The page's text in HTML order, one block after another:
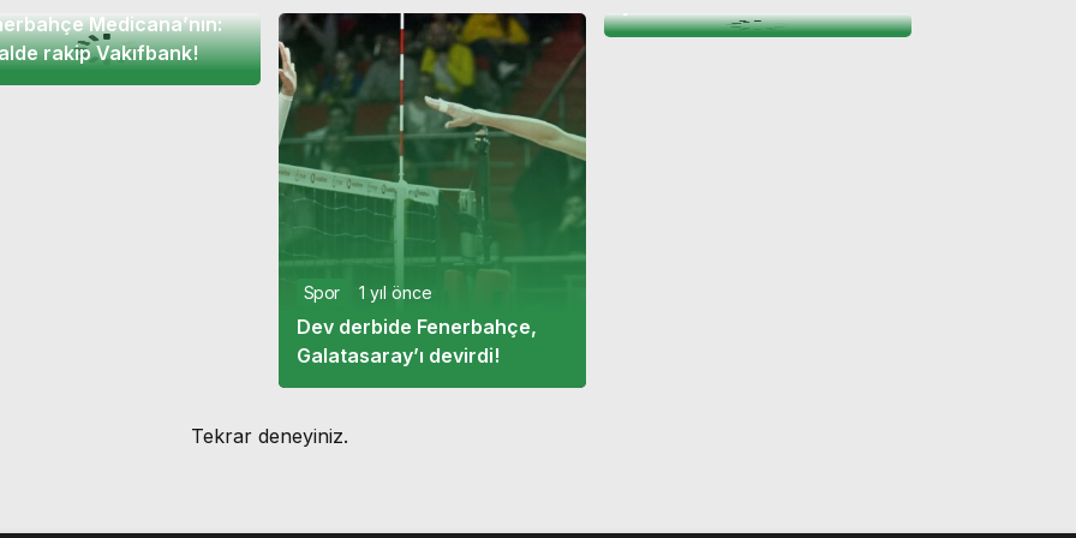
Medicana’nın:
rakip Vakıfbank!
Spor 1 yıl önce
Dev derbide Fenerbahçe,
Galatasaray’ı devirdi!
Tekrar deneyiniz.